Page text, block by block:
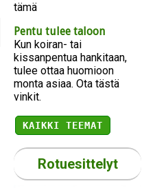
tämä
Pentu tulee taloon
Kun koiran- tai
kissanpentua hankitaan,
tulee ottaa huomioon
monta asiaa. Ota tästä
vinkit.
KAIKKI TEEMAT
Rotuesittelyt